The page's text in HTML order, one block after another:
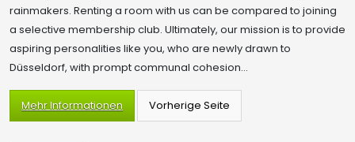
rainmakers. Renting a room with us can be compared to joining
a selective membership club. Ultimately, our mission is to provide
aspiring personalities like you, who are newly drawn to
Düsseldorf, with prompt communal cohesion...
Mehr Informationen